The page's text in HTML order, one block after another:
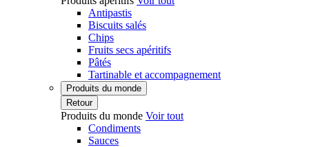
Antipastis
Biscuits salés
Chips
Fruits secs apéritifs
Pâtés
Tartinable et accompagnement
Produits du monde
Retour
Produits du monde Voir tout
Condiments
Sauces